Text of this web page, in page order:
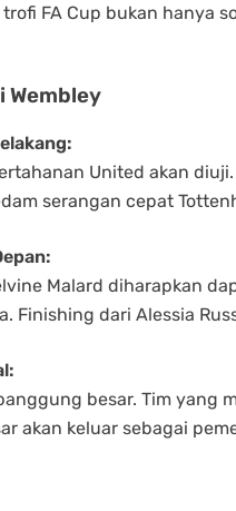
FA Cup bukan hanya
Wembley
United akan
serangan cepat
Malard diharapkan
Finishing dari Alessia
besar. Tim yang
akan keluar sebagai